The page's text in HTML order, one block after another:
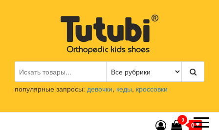
Tutubi.kz
Детская и подростковая
ортопедическая обувь
популярные запросы: девочки, кеды, кроссовки
0
0 ₸